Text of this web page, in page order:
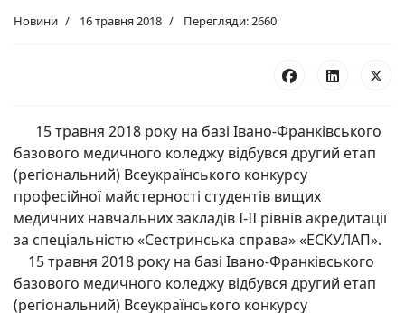
Новини 16 травня 2018 Перегляди: 2660
15 травня 2018 року на базі Івано-Франківського
базового медичного коледжу відбувся другий етап
(регіональний) Всеукраїнського конкурсу
професійної майстерності студентів вищих
медичних навчальних закладів І-ІІ рівнів акредитації
за спеціальністю «Сестринська справа» «ЕСКУЛАП».
15 травня 2018 року на базі Івано-Франківського
базового медичного коледжу відбувся другий етап
(регіональний) Всеукраїнського конкурсу